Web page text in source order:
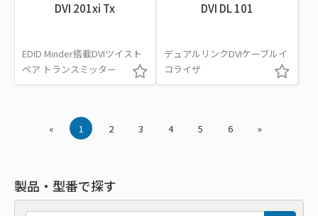
DVI 201xi Tx
EDID Minder搭載DVIツイスト
ペア トランスミッター
DVI DL 101
デュアルリンクDVIケーブルイ
コライザ
« 1 2 3 4 5 6 »
製品・型番で探す